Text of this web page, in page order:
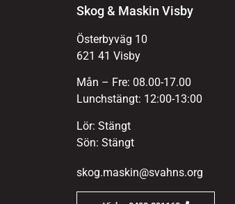
Skog & Maskin Visby
Österbyväg 10
621 41 Visby
Mån – Fre: 08.00-17.00
Lunchstängt: 12:00-13:00
Lör: Stängt
Sön: Stängt
skog.maskin@svahns.org